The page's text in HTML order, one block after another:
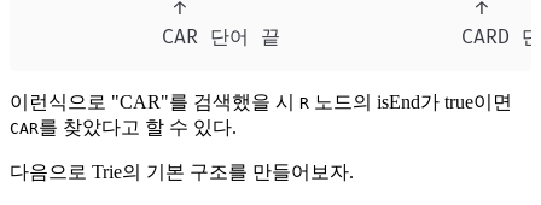
이런식으로 "CAR"를 검색했을 시 R 노드의 isEnd가 true이면
CAR를 찾았다고 할 수 있다.
다음으로 Trie의 기본 구조를 만들어보자.